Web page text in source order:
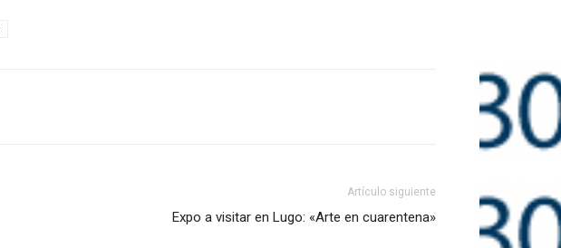
Artículo siguiente
Expo a visitar en Lugo: «Arte en cuarentena»